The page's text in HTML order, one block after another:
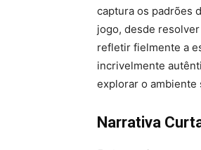
captura os padrões
jogo, desde
refletir fielmente a
incrivelmente
explorar o ambiente
Narrativa